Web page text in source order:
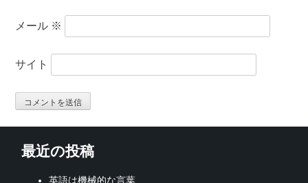
メール ※
サイト
最近の投稿
英語は機械的な言葉